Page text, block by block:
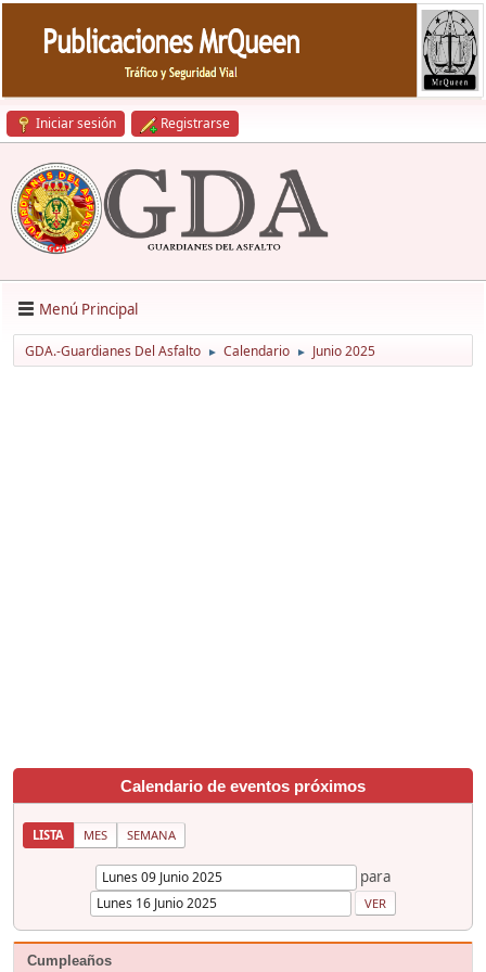
Iniciar sesión Registrarse
Menú Principal
GDA.-Guardianes Del Asfalto ► Calendario ► Junio 2025
Calendario de eventos próximos
LISTA MES SEMANA
para
Cumpleaños